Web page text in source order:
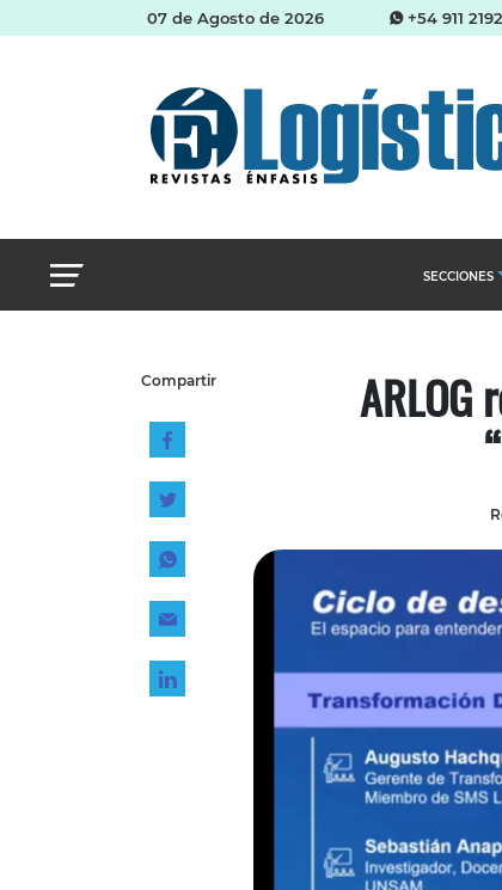
07 de Agosto de 2026 +54 911
SECCIONES
Compartir ARLOG